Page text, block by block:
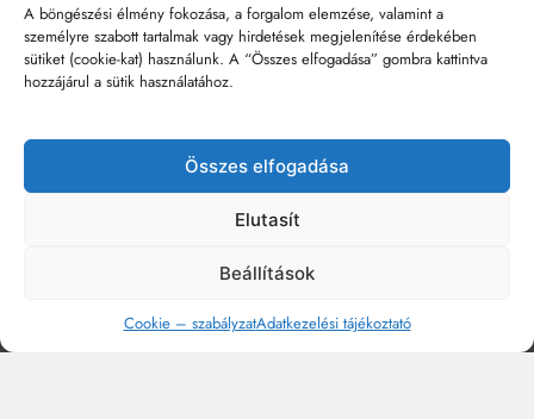
A böngészési élmény fokozása, a forgalom elemzése, valamint a
személyre szabott tartalmak vagy hirdetések megjelenítése érdekében
sütiket (cookie-kat) használunk. A “Összes elfogadása” gombra kattintva
hozzájárul a sütik használatához.
Összes elfogadása
Elutasít
Beállítások
Cookie – szabályzatAdatkezelési tájékoztató